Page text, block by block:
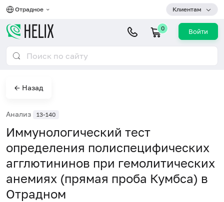
Отрадное Клиентам
0 Войти
← Назад
Анализ 13-140
Иммунологический тест
определения полиспецифических
агглютининов при гемолитических
анемиях (прямая проба Кумбса) в
Отрадном